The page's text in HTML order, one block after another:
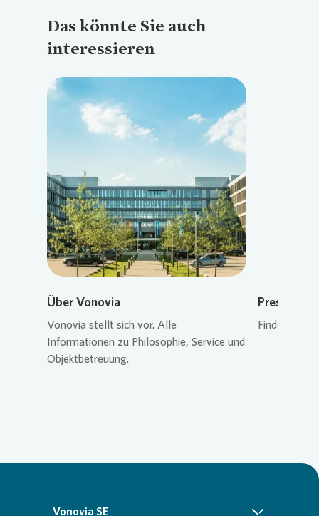
Das könnte Sie auch
interessieren
Loading...
Über Vonovia
Vonovia stellt sich vor. Alle
Informationen zu Philosophie, Service und
Objektbetreuung.
Finden Sie
Vonovia SE